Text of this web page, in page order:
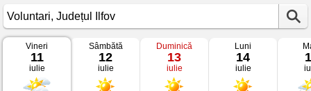
Vremea
Voluntari
Vineri
11
iulie
Sâmbătă
12
iulie
Duminică
13
iulie
Luni
14
iulie